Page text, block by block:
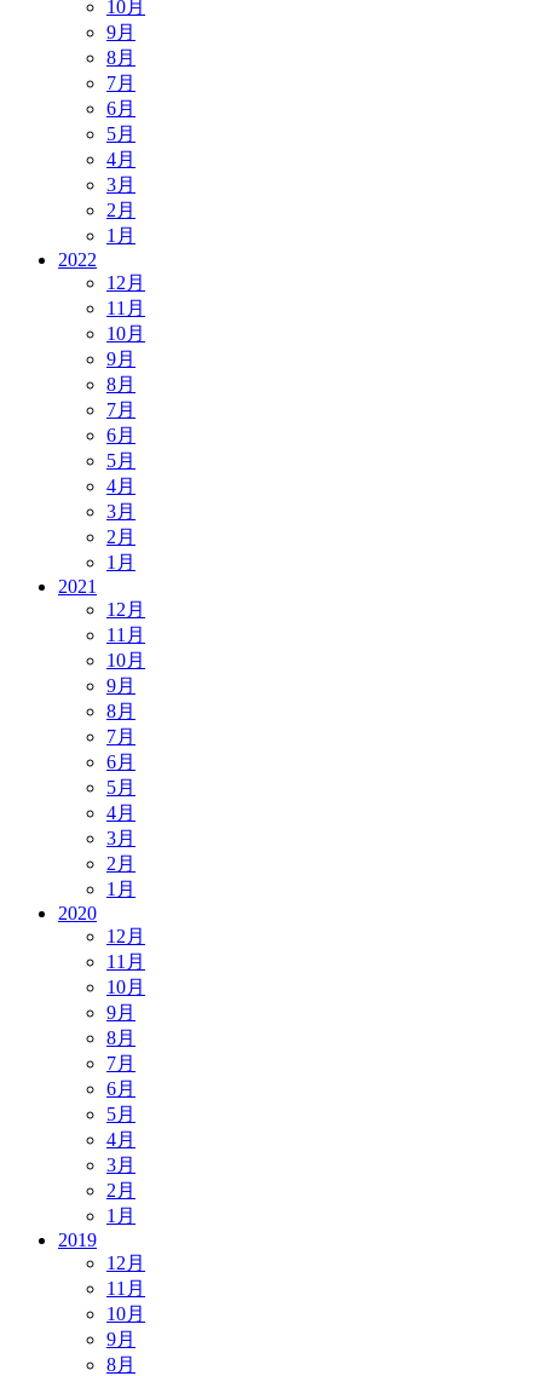
10月
9月
8月
7月
6月
5月
4月
3月
2月
1月
2022
12月
11月
10月
9月
8月
7月
6月
5月
4月
3月
2月
1月
2021
12月
11月
10月
9月
8月
7月
6月
5月
4月
3月
2月
1月
2020
12月
11月
10月
9月
8月
7月
6月
5月
4月
3月
2月
1月
2019
12月
11月
10月
9月
8月